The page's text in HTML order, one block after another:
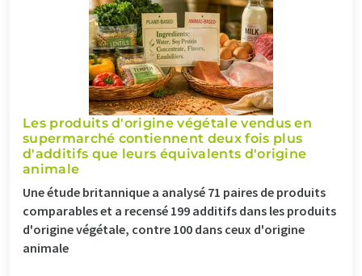
Les produits d'origine végétale vendus en
supermarché contiennent deux fois plus
d'additifs que leurs équivalents d'origine
animale
Une étude britannique a analysé 71 paires de produits
comparables et a recensé 199 additifs dans les produits
d'origine végétale, contre 100 dans ceux d'origine
animale